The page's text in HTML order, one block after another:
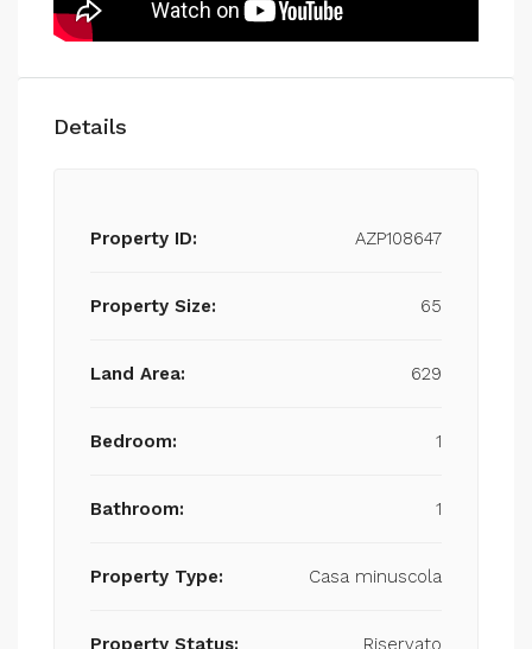
Details
Property ID: AZP108647
Property Size: 65
Land Area: 629
Bedroom: 1
Bathroom: 1
Property Type: Casa minuscola
Property Status: Riservato